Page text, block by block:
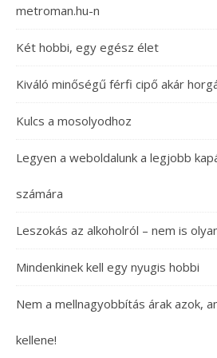
metroman.hu-n
Két hobbi, egy egész élet
Kiváló minőségű férfi cipő akár
Kulcs a mosolyodhoz
Legyen a weboldalunk a legjobb
számára
Leszokás az alkoholról – nem is
Mindenkinek kell egy nyugis hobbi
Nem a mellnagyobbítás árak azok,
kellene!